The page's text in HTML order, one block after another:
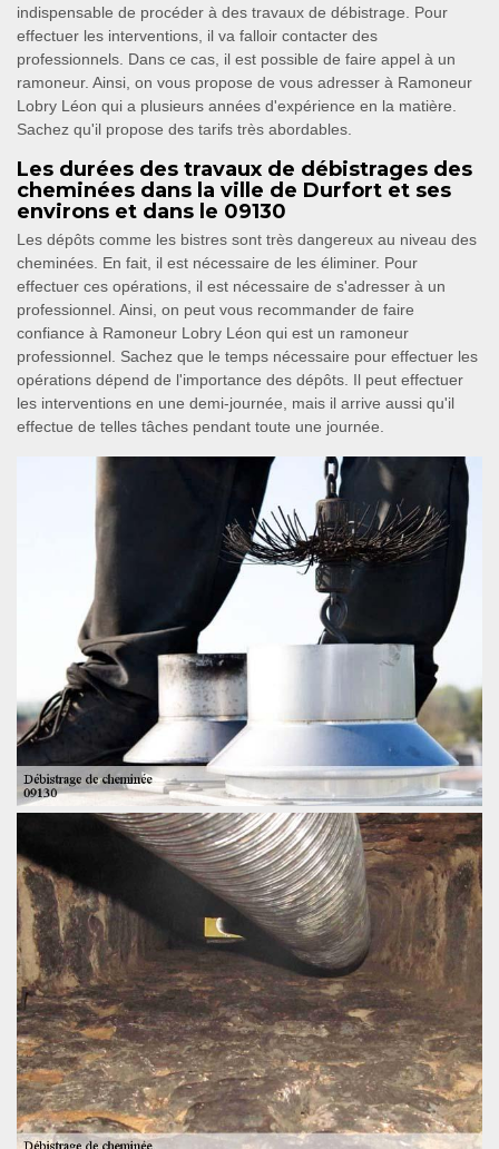
indispensable de procéder à des travaux de débistrage. Pour
effectuer les interventions, il va falloir contacter des
professionnels. Dans ce cas, il est possible de faire appel à un
ramoneur. Ainsi, on vous propose de vous adresser à Ramoneur
Lobry Léon qui a plusieurs années d'expérience en la matière.
Sachez qu'il propose des tarifs très abordables.
Les durées des travaux de débistrages des
cheminées dans la ville de Durfort et ses
environs et dans le 09130
Les dépôts comme les bistres sont très dangereux au niveau des
cheminées. En fait, il est nécessaire de les éliminer. Pour
effectuer ces opérations, il est nécessaire de s'adresser à un
professionnel. Ainsi, on peut vous recommander de faire
confiance à Ramoneur Lobry Léon qui est un ramoneur
professionnel. Sachez que le temps nécessaire pour effectuer les
opérations dépend de l'importance des dépôts. Il peut effectuer
les interventions en une demi-journée, mais il arrive aussi qu'il
effectue de telles tâches pendant toute une journée.